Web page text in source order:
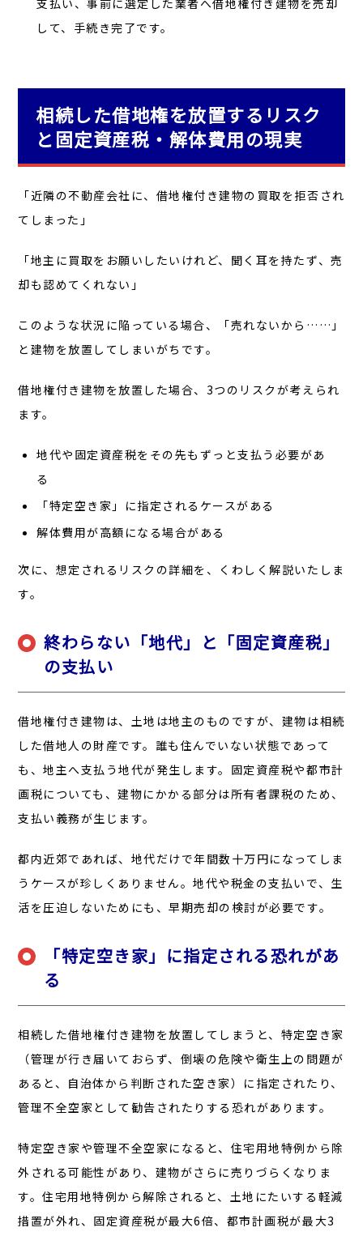
支払い、事前に選定した業者へ借地権付き建物を売却
して、手続き完了です。
相続した借地権を放置するリスク
と固定資産税・解体費用の現実
「近隣の不動産会社に、借地権付き建物の買取を拒否され
てしまった」
「地主に買取をお願いしたいけれど、聞く耳を持たず、売
却も認めてくれない」
このような状況に陥っている場合、「売れないから……」
と建物を放置してしまいがちです。
借地権付き建物を放置した場合、3つのリスクが考えられ
ます。
地代や固定資産税をその先もずっと支払う必要があ
る
「特定空き家」に指定されるケースがある
解体費用が高額になる場合がある
次に、想定されるリスクの詳細を、くわしく解説いたしま
す。
終わらない「地代」と「固定資産税」
の支払い
借地権付き建物は、土地は地主のものですが、建物は相続
した借地人の財産です。誰も住んでいない状態であって
も、地主へ支払う地代が発生します。固定資産税や都市計
画税についても、建物にかかる部分は所有者課税のため、
支払い義務が生じます。
都内近郊であれば、地代だけで年間数十万円になってしま
うケースが珍しくありません。地代や税金の支払いで、生
活を圧迫しないためにも、早期売却の検討が必要です。
「特定空き家」に指定される恐れがあ
る
相続した借地権付き建物を放置してしまうと、特定空き家
（管理が行き届いておらず、倒壊の危険や衛生上の問題が
あると、自治体から判断された空き家）に指定されたり、
管理不全空家として勧告されたりする恐れがあります。
特定空き家や管理不全空家になると、住宅用地特例から除
外される可能性があり、建物がさらに売りづらくなりま
す。住宅用地特例から解除されると、土地にたいする軽減
措置が外れ、固定資産税が最大6倍、都市計画税が最大3